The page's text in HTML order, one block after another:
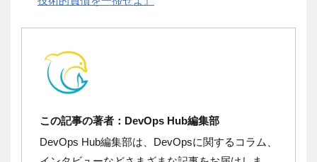
この記事の著者：DevOps Hub編集部
DevOps Hub編集部は、DevOpsに関するコラム、